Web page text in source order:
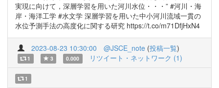
実現に向けて，深層学習を用いた河川水位・・・” #河川・海
岸・海洋工学 #水文学 深層学習を用いた中小河川流域一貫の
水位予測手法の高度化に関する研究 https://t.co/m71DfjHxN4
2023-08-23 10:30:00 @JSCE_note (投稿一覧)
1 3 0.000 リツイート・ネットワーク (1)
1